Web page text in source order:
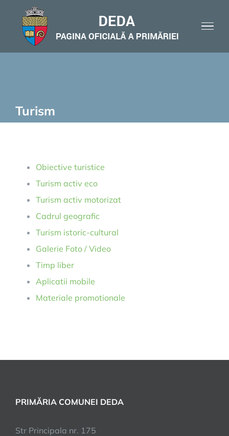
content
Turism
Obiective turistice
Turism activ eco
Turism activ motorizat
Cadrul geografic
Turism istoric-cultural
Galerie Foto / Video
Timp liber
Aplicatii mobile
Materiale promotionale
PRIMĂRIA COMUNEI DEDA
Str Principala nr. 175